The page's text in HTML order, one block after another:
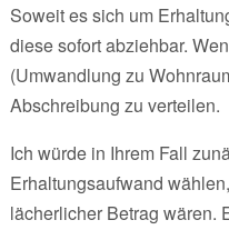
Soweit es sich um
diese sofort abziehbar.
(Umwandlung zu
Abschreibung zu verteilen.
Ich würde in Ihrem Fall
Erhaltungsaufwand
lächerlicher Betrag wären.